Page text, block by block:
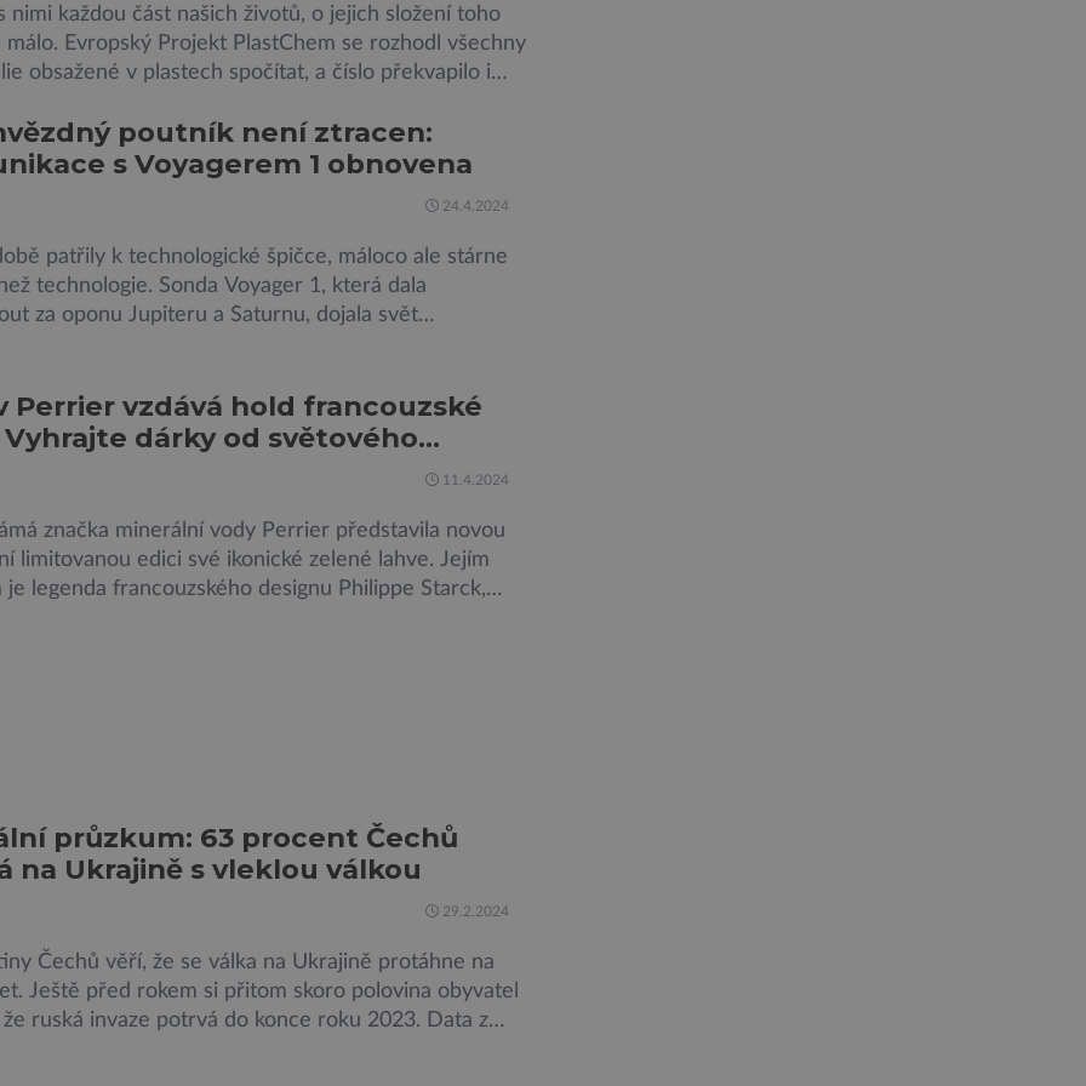
nimi každou část našich životů, o jejich složení toho
málo. Evropský Projekt PlastChem se rozhodl všechny
obsažené v plastech spočítat, a číslo překvapilo i
dohoda o ukončení plastového zamoření je na
svět už neokupují jenom barbíny, sami […]
poutník není ztracen:
s Voyagerem 1 obnovena
24.4.2024
patřily k technologické špičce, máloco ale stárne
technologie. Sonda Voyager 1, která dala
za oponu Jupiteru a Saturnu, dojala svět
„blábolení“. Poslední sbohem se ale nekonalo,
NASA se opět povedlo krizi zažehnat. Dvojice sond
Perrier vzdává hold francouzské
Philippe Starcka
11.4.2024
značka minerální vody Perrier představila novou
limitovanou edici své ikonické zelené lahve. Jejím
je legenda francouzského designu Philippe Starck,
stylu. Ikonický kapkový tvar zelené lahve Perrier
průzkum: 63 procent Čechů
na Ukrajině s vleklou válkou
29.2.2024
Čechů věří, že se válka na Ukrajině protáhne na
Ještě před rokem si přitom skoro polovina obyvatel
že ruská invaze potrvá do konce roku 2023. Data z